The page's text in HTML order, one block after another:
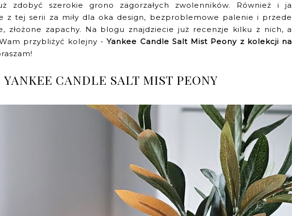
zdobyć szerokie grono zagorzałych zwolenników. Również i ja
z tej serii za miły dla oka design, bezproblemowe palenie i przede
złożone zapachy. Na blogu znajdziecie już recenzje kilku z nich, a
przybliżyć kolejny -Yankee Candle Salt Mist Peony z kolekcji na
YANKEE CANDLE SALT MIST PEONY